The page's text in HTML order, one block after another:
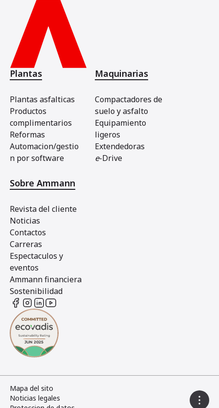
Plantas
Plantas asfalticas
Productos
complimentarios
Reformas
Automacion/gestio
n por software
Maquinarias
Compactadores de
suelo y asfalto
Equipamiento
ligeros
Extendedoras
e-Drive
Sobre Ammann
Revista del cliente
Noticias
Contactos
Carreras
Espectaculos y
eventos
Ammann financiera
Sostenibilidad
Mapa del sito
Noticias legales